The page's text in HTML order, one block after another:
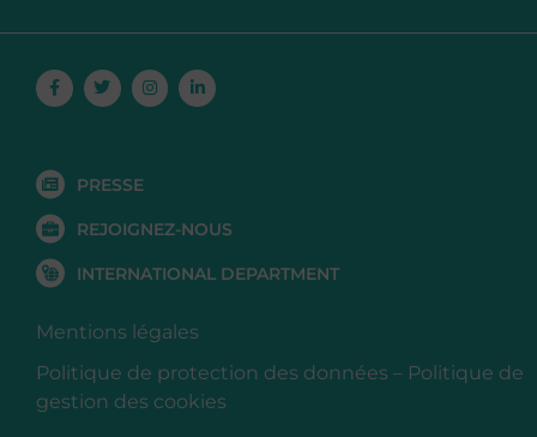
Facebook-
f
TwitterInstagramLinkedin-
in
PRESSE
REJOIGNEZ-NOUS
INTERNATIONAL DEPARTMENT
Mentions légales
Politique de protection des données – Politique de
gestion des cookies